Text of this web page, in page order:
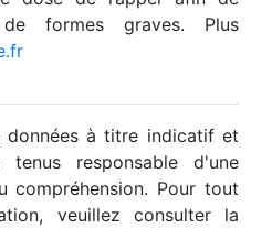
formes graves. Plus
données à titre indicatif et
responsable d'une
compréhension. Pour tout
veuillez consulter la